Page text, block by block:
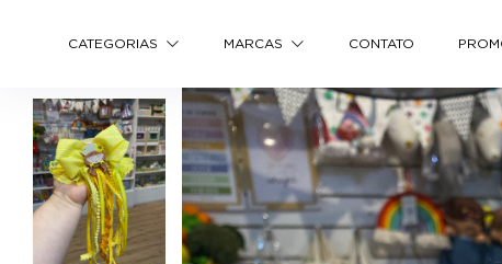
CATEGORIAS MARCAS CONTATO